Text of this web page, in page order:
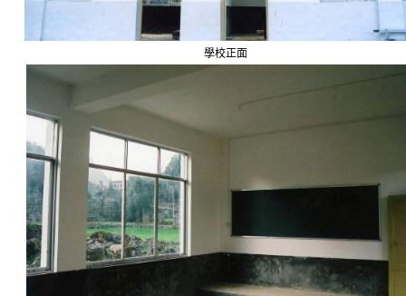
學校正面